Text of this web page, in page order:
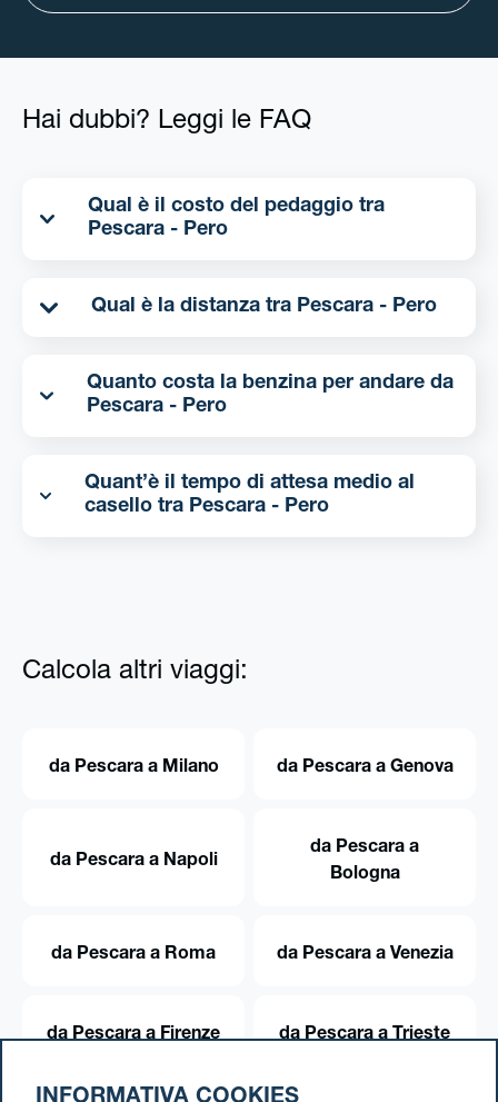
Hai dubbi? Leggi le FAQ
Qual è il costo del pedaggio tra
Pescara - Pero
Qual è la distanza tra Pescara - Pero
Quanto costa la benzina per andare da
Pescara - Pero
Quant’è il tempo di attesa medio al
casello tra Pescara - Pero
Calcola altri viaggi:
da Pescara a Milano da Pescara a Genova
da Pescara a Napoli
da Pescara a
Bologna
da Pescara a Roma da Pescara a Venezia
da Pescara a Firenze da Pescara a Trieste